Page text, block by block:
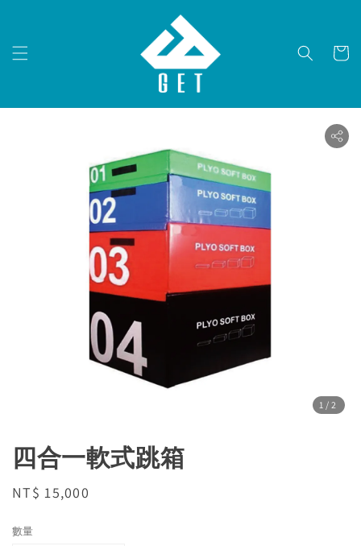
1 /2
四合一軟式跳箱
Regular
NT$ 15,000
數量